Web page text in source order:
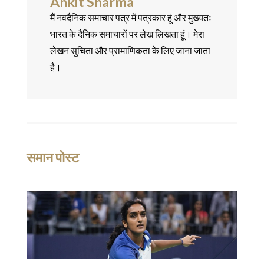
मैं नवदैनिक समाचार पत्र में पत्रकार हूं और मुख्यतः
भारत के दैनिक समाचारों पर लेख लिखता हूं। मेरा
लेखन सुचिता और प्रामाणिकता के लिए जाना जाता
है।
समान पोस्ट